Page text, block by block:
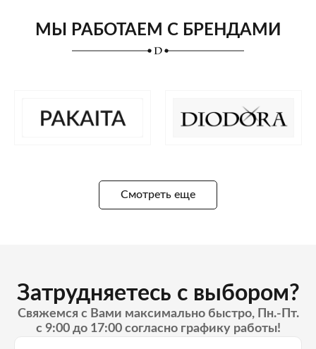
МЫ РАБОТАЕМ С БРЕНДАМИ
Смотреть еще
Затрудняетесь с выбором?
Свяжемся с Вами максимально быстро, Пн.-Пт.
с 9:00 до 17:00 согласно графику работы!